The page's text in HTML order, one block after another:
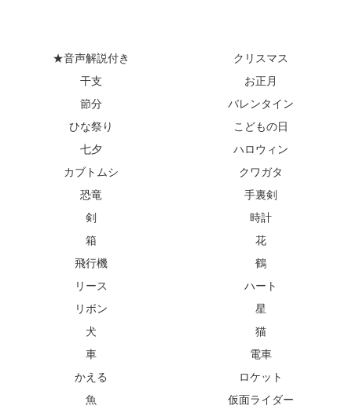
★音声解説付き
クリスマス
干支
お正月
節分
バレンタイン
ひな祭り
こどもの日
七夕
ハロウィン
カブトムシ
クワガタ
恐竜
手裏剣
剣
時計
箱
花
飛行機
鶴
リース
ハート
リボン
星
犬
猫
車
電車
かえる
ロケット
魚
仮面ライダー